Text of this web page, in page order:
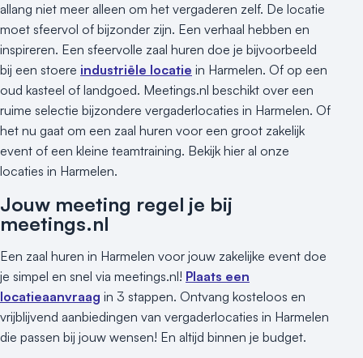
allang niet meer alleen om het vergaderen zelf. De locatie
moet sfeervol of bijzonder zijn. Een verhaal hebben en
inspireren. Een sfeervolle zaal huren doe je bijvoorbeeld
bij een stoere industriële locatie in Harmelen. Of op een
oud kasteel of landgoed. Meetings.nl beschikt over een
ruime selectie bijzondere vergaderlocaties in Harmelen. Of
het nu gaat om een zaal huren voor een groot zakelijk
event of een kleine teamtraining. Bekijk hier al onze
locaties in Harmelen.
Jouw meeting regel je bij
meetings.nl
Een zaal huren in Harmelen voor jouw zakelijke event doe
je simpel en snel via meetings.nl! Plaats een
locatieaanvraag in 3 stappen. Ontvang kosteloos en
vrijblijvend aanbiedingen van vergaderlocaties in Harmelen
die passen bij jouw wensen! En altijd binnen je budget.